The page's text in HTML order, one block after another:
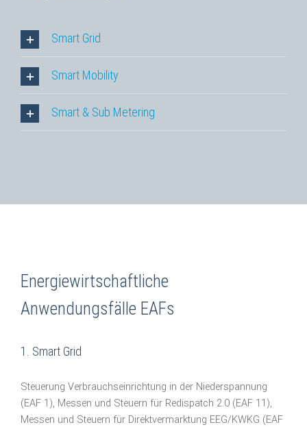
Smart Grid
Smart Mobility
Smart & Sub Metering
Energiewirtschaftliche
Anwendungsfälle EAFs
1. Smart Grid
Steuerung Verbrauchseinrichtung in der Niederspannung
(EAF 1), Messen und Steuern für Redispatch 2.0 (EAF 11),
Messen und Steuern für Direktvermarktung EEG/KWKG (EAF